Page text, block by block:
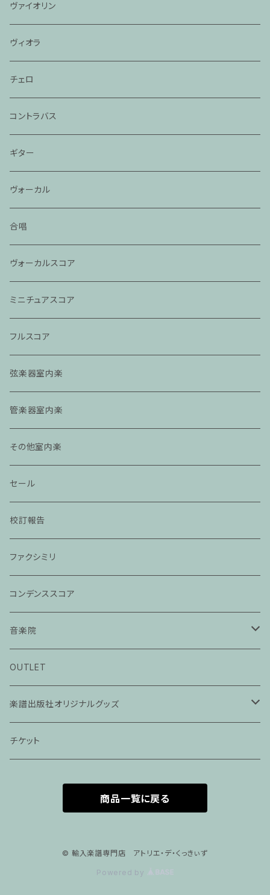
ヴァイオリン
ヴィオラ
チェロ
コントラバス
ギター
ヴォーカル
合唱
ヴォーカルスコア
ミニチュアスコア
フルスコア
弦楽器室内楽
管楽器室内楽
その他室内楽
セール
校訂報告
ファクシミリ
コンデンススコア
音楽院
ピアノ科３０分レッスン
ピアノ科４５分レッスン
家族割プラン
家族割適用プラン2
声楽ピアノ４５分レッスン
ヴァイオリンピアノ６０分レッスン
OUTLET
楽譜出版社オリジナルグッズ
アパレル
チケット
商品一覧に戻る
© 輸入楽譜専門店 アトリエ・デ・くっきぃず
Powered by